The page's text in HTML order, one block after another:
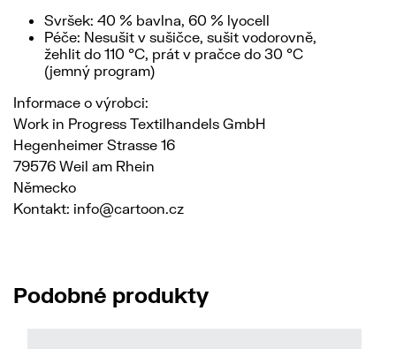
Svršek: 40 % bavlna, 60 % lyocell
Péče: Nesušit v sušičce, sušit vodorovně,
žehlit do 110 °C, prát v pračce do 30 °C
(jemný program)
Informace o výrobci:
Work in Progress Textilhandels GmbH
Hegenheimer Strasse 16
79576 Weil am Rhein
Německo
Kontakt: info@cartoon.cz
Podobné produkty